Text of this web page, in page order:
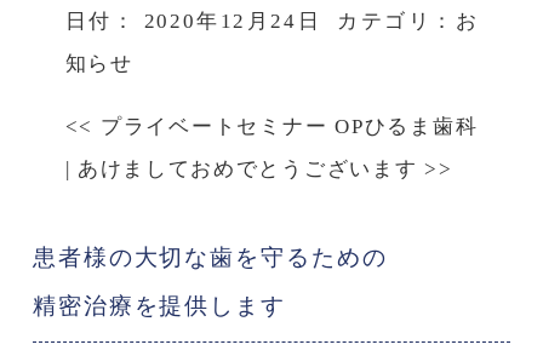
日付： 2020年12月24日 カテゴリ： お
知らせ
<< プライベートセミナー OPひるま歯科
| あけましておめでとうございます >>
患者様の大切な歯を守るための
精密治療を提供します